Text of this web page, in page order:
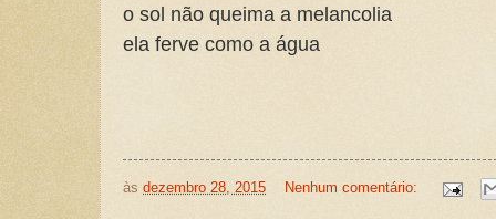
o sol não queima a melancolia
ela ferve como a água
às dezembro 28, 2015 Nenhum comentário: